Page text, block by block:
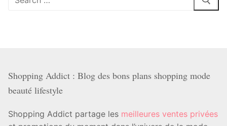
Shopping Addict : Blog des bons plans shopping mode
beauté lifestyle
Shopping Addict partage les meilleures ventes privées